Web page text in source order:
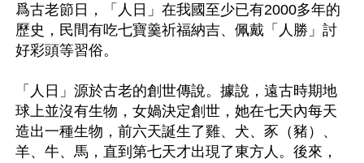
爲古老節日，「人日」在我國至少已有2000多年的
歷史，民間有吃七寶羹祈福納吉、佩戴「人勝」討
好彩頭等習俗。
「人日」源於古老的創世傳說。據說，遠古時期地
球上並沒有生物，女媧決定創世，她在七天內每天
造出一種生物，前六天誕生了雞、犬、豕（豬）、
羊、牛、馬，直到第七天才出現了東方人。後來，